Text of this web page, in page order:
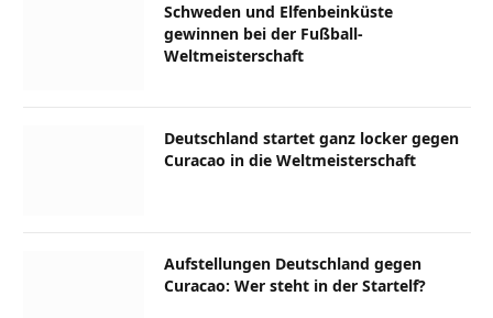
Schweden und Elfenbeinküste
gewinnen bei der Fußball-
Weltmeisterschaft
Deutschland startet ganz locker gegen
Curacao in die Weltmeisterschaft
Aufstellungen Deutschland gegen
Curacao: Wer steht in der Startelf?